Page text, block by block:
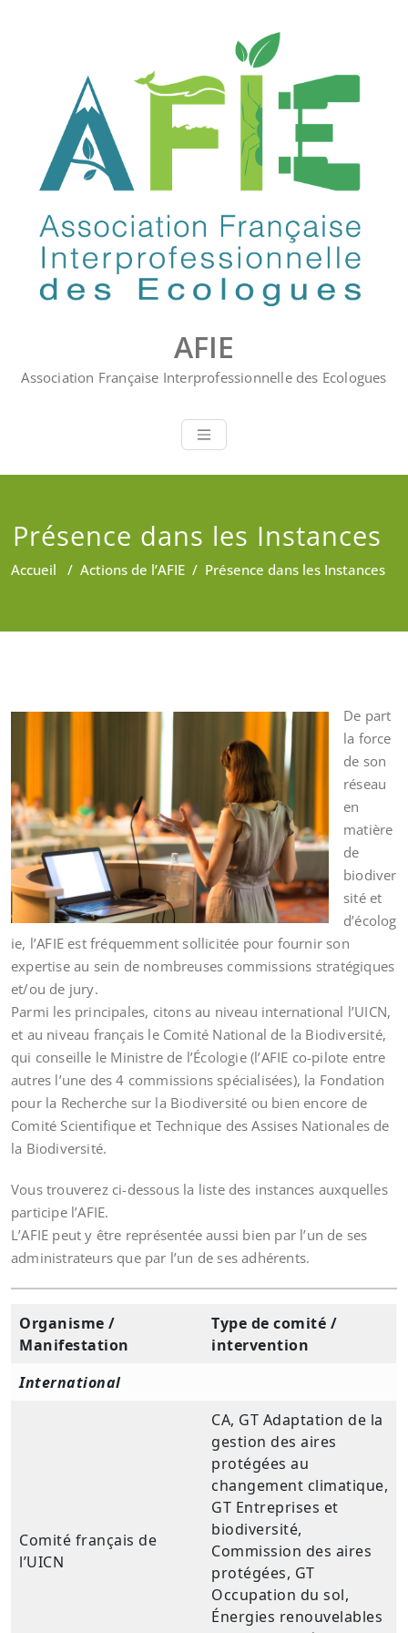
AFIE
Association Française Interprofessionnelle des Ecologues
Présence dans les Instances
Accueil / Actions de l’AFIE / Présence dans les Instances
De part
la force
de son
réseau
en
matière
de
biodiver
sité et
d’écolog
ie, l’AFIE est fréquemment sollicitée pour fournir son
expertise au sein de nombreuses commissions stratégiques
et/ou de jury.
Parmi les principales, citons au niveau international l’UICN,
et au niveau français le Comité National de la Biodiversité,
qui conseille le Ministre de l’Écologie (l’AFIE co-pilote entre
autres l’une des 4 commissions spécialisées), la Fondation
pour la Recherche sur la Biodiversité ou bien encore de
Comité Scientifique et Technique des Assises Nationales de
la Biodiversité.
Vous trouverez ci-dessous la liste des instances auxquelles
participe l’AFIE.
L’AFIE peut y être représentée aussi bien par l’un de ses
administrateurs que par l’un de ses adhérents.
Organisme /
Manifestation
Type de comité /
intervention
International
Comité français de
l’UICN
CA, GT Adaptation de la
gestion des aires
protégées au
changement climatique,
GT Entreprises et
biodiversité,
Commission des aires
protégées, GT
Occupation du sol,
Énergies renouvelables